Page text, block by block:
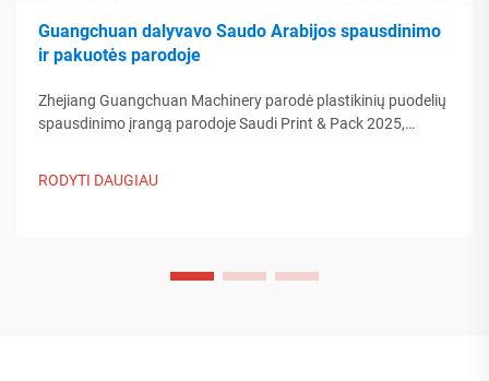
Guangchuan dalyvavo Saudo Arabijos spausdinimo
ir pakuotės parodoje
Zhejiang Guangchuan Machinery parodė plastikinių puodelių
spausdinimo įrangą parodoje Saudi Print & Pack 2025,
RODYTI DAUGIAU